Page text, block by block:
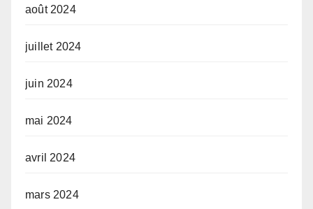
août 2024
juillet 2024
juin 2024
mai 2024
avril 2024
mars 2024